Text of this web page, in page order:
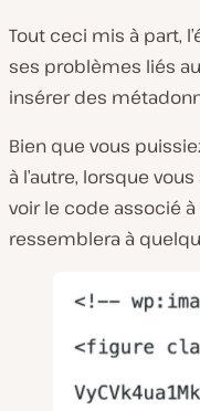
Tout ceci mis à part,
ses problèmes liés
insérer des
Bien que vous
à l’autre, lorsque
voir le code associé
ressemblera à